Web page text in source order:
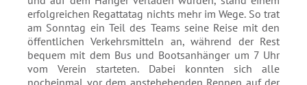
erfolgreichen Regattatag nichts mehr im Wege. So trat
am Sonntag ein Teil des Teams seine Reise mit den
öffentlichen Verkehrsmitteln an, während der Rest
bequem mit dem Bus und Bootsanhänger um 7 Uhr
vom Verein starteten. Dabei konnten sich alle
nocheinmal vor dem anstehehenden Rennen auf der